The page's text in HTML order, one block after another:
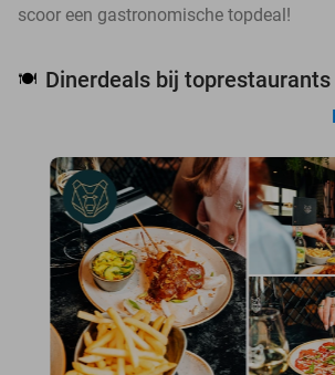
scoor een gastronomische topdeal!
🍽️ Dinerdeals bij